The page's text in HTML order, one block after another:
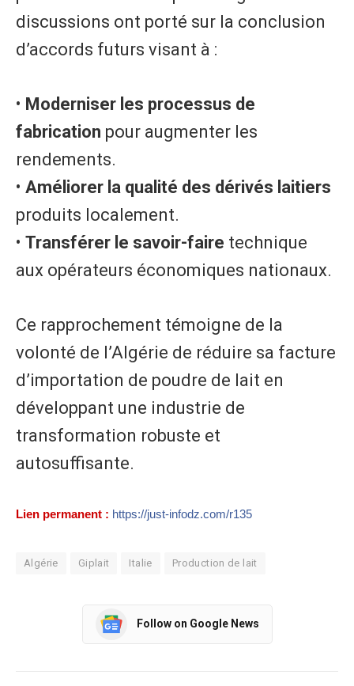
discussions ont porté sur la conclusion
d’accords futurs visant à :
• ​ Moderniser les processus de
fabrication pour augmenter les
rendements.
• ​ Améliorer la qualité des dérivés laitiers
produits localement.
• ​ Transférer le savoir-faire technique
aux opérateurs économiques nationaux.
Ce rapprochement témoigne de la
volonté de l’Algérie de réduire sa facture
d’importation de poudre de lait en
développant une industrie de
transformation robuste et
autosuffisante.
Lien permanent : https://just-infodz.com/r135
Algérie Giplait Italie Production de lait
Follow on Google News